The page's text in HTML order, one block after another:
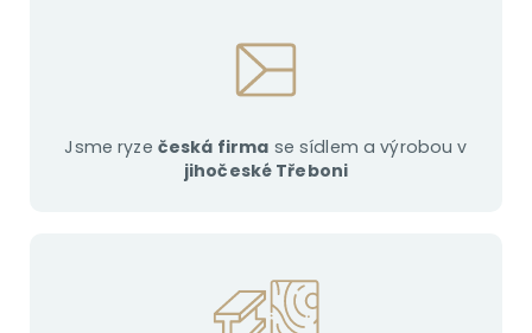
Jsme ryze česká firma se sídlem a výrobou v
jihočeské Třeboni